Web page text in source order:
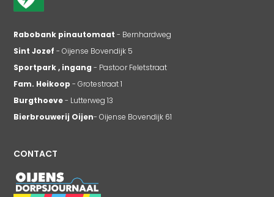
Rabobank pinautomaat - Bernhardweg
Sint Jozef - Oijense Bovendijk 5
Sportpark , ingang - Pastoor Feletstraat
Fam. Heikoop - Grotestraat 1
Burgthoeve- Lutterweg 13
Bierbrouwerij Oijen- Oijense Bovendijk 61
CONTACT